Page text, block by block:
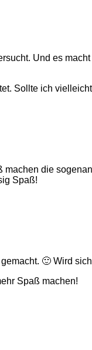
Und es
Sollte ich
die
Spaß!
🙂 Wird
Spaß machen!